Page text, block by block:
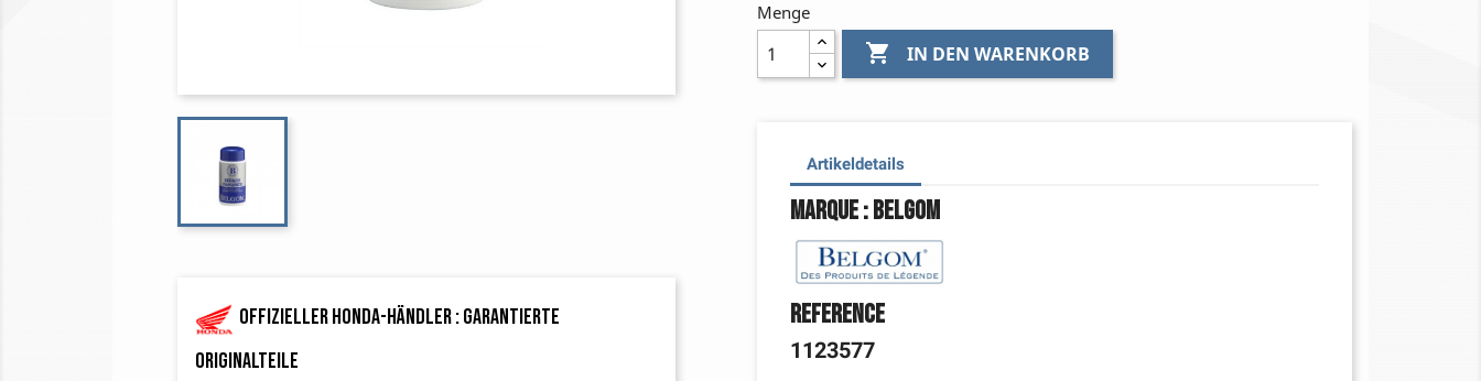
Offizieller Honda-Händler : garantierte
Originalteile
Menge
 IN DEN WARENKORB
Artikeldetails
Marque : Belgom
Reference
1123577